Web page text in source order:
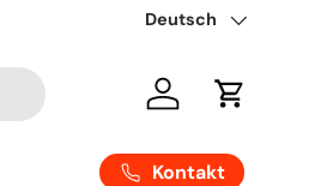
Sprache
Deutsch
Einloggen
Kontakt